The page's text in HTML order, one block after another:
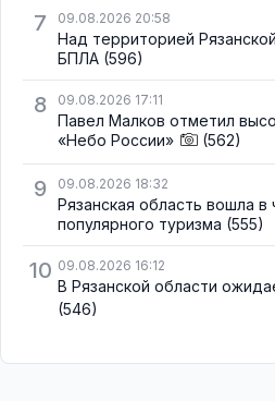
7 09.08.2026 20:58
Над территорией
БПЛА (596)
8 09.08.2026 17:11
Павел Малков отметил
«Небо России»
(562)
9 09.08.2026 18:32
Рязанская область вошла
популярного туризма (555)
10 09.08.2026 16:12
В Рязанской области
(546)